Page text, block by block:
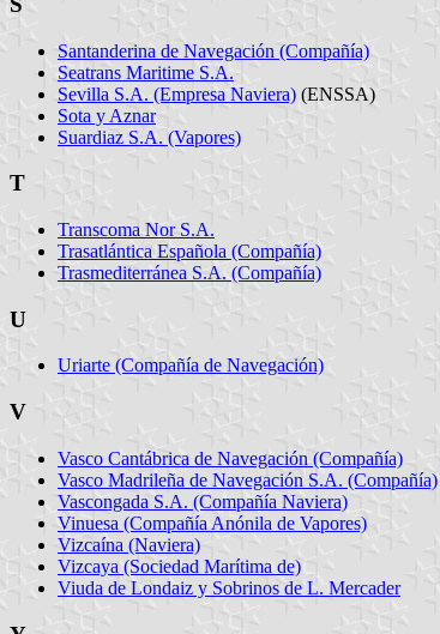
Santanderina de Navegación (Compañía)
Seatrans Maritime S.A.
Sevilla S.A. (Empresa Naviera) (ENSSA)
Sota y Aznar
Suardiaz S.A. (Vapores)
T
Transcoma Nor S.A.
Trasatlántica Española (Compañía)
Trasmediterránea S.A. (Compañía)
U
Uriarte (Compañía de Navegación)
V
Vasco Cantábrica de Navegación (Compañía)
Vasco Madrileña de Navegación S.A. (Compañía)
Vascongada S.A. (Compañía Naviera)
Vinuesa (Compañía Anónila de Vapores)
Vizcaína (Naviera)
Vizcaya (Sociedad Marítima de)
Viuda de Londaiz y Sobrinos de L. Mercader